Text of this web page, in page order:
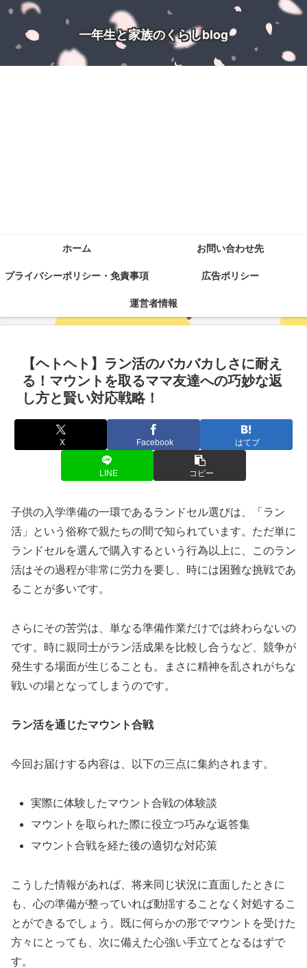
一年生と家族のくらしblog
ホーム お問い合わせ先
プライバシーポリシー・免責事項 広告ポリシー
運営者情報
【ヘトヘト】ラン活のバカバカしさに耐え
る！マウントを取るママ友達への巧妙な返
し方と賢い対応戦略！
X Facebook はてブ
LINE コピー
子供の入学準備の一環であるランドセル選びは、「ラン
活」という俗称で親たちの間で知られています。ただ単に
ランドセルを選んで購入するという行為以上に、このラン
活はその過程が非常に労力を要し、時には困難な挑戦であ
ることが多いです。
さらにその苦労は、単なる準備作業だけでは終わらないの
です。時に親同士がラン活成果を比較し合うなど、競争が
発生する場面が生じることも。まさに精神を乱されがちな
戦いの場となってしまうのです。
ラン活を通じたマウント合戦
今回お届けする内容は、以下の三点に集約されます。
実際に体験したマウント合戦の体験談
マウントを取られた際に役立つ巧みな返答集
マウント合戦を経た後の適切な対応策
こうした情報があれば、将来同じ状況に直面したときに
も、心の準備が整っていれば動揺することなく対処するこ
とができるでしょう。既に何らかの形でマウントを受けた
方々にとっても、次に備えた心強い手立てとなるはずで
す。